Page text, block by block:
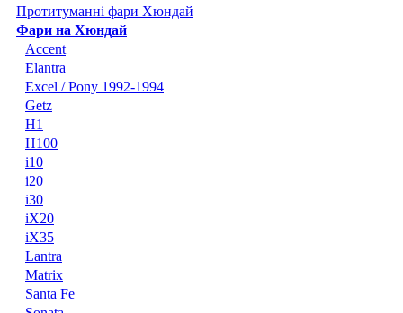
Протитуманні фари Хюндай
Фари на Хюндай
Accent
Elantra
Excel / Pony 1992-1994
Getz
H1
H100
i10
i20
i30
iX20
iX35
Lantra
Matrix
Santa Fe